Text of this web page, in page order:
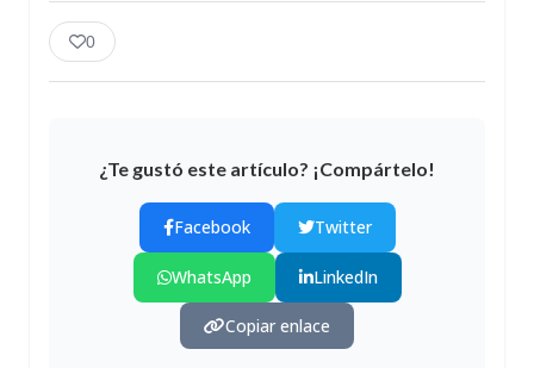
0
¿Te gustó este artículo? ¡Compártelo!
Facebook Twitter
WhatsApp LinkedIn
Copiar enlace